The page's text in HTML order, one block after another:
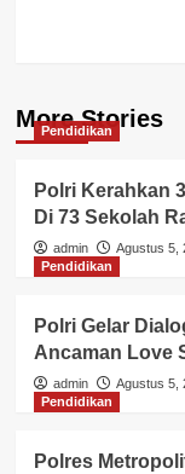
More Stories
Pendidikan
Polri Kerahkan
Di 73 Sekolah
admin
Agustus 5,
Pendidikan
Polri Gelar
Ancaman Love
admin
Agustus 5,
Pendidikan
Polres